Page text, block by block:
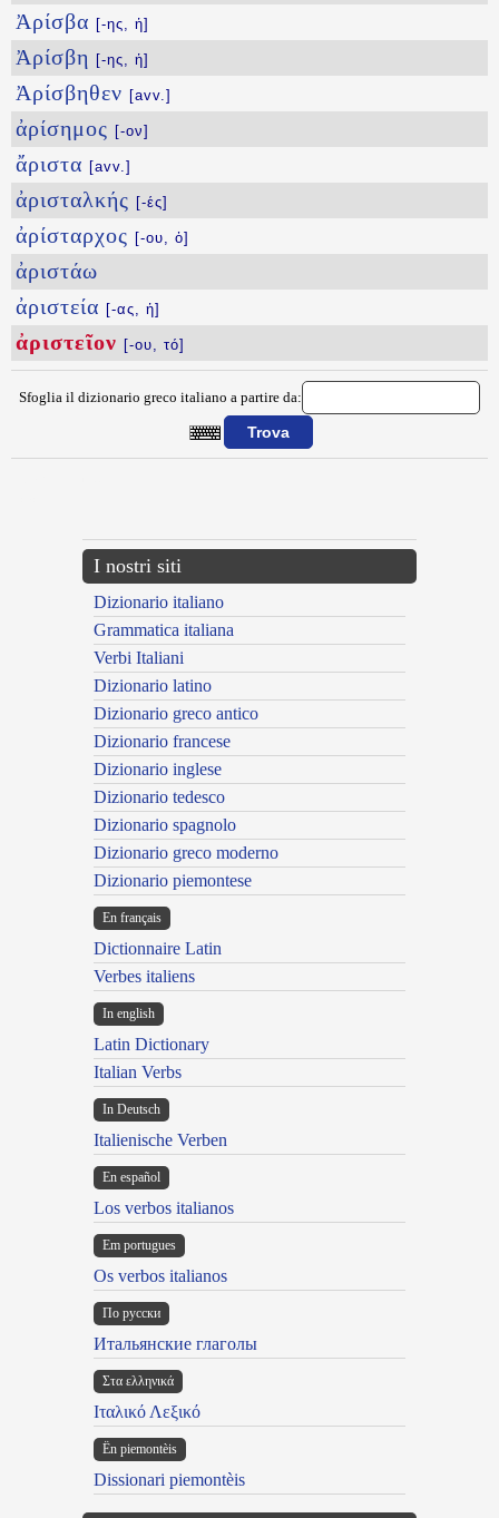
Ἀρίσβα [-ης, ἡ]
Ἀρίσβη [-ης, ἡ]
Ἀρίσβηθεν [avv.]
ἀρίσημος [-ον]
ἄριστα [avv.]
ἀρισταλκής [-ές]
ἀρίσταρχος [-ου, ὁ]
ἀριστάω
ἀριστεία [-ας, ἡ]
ἀριστεῖον [-ου, τό]
Sfoglia il dizionario greco italiano a partire da:
I nostri siti
Dizionario italiano
Grammatica italiana
Verbi Italiani
Dizionario latino
Dizionario greco antico
Dizionario francese
Dizionario inglese
Dizionario tedesco
Dizionario spagnolo
Dizionario greco moderno
Dizionario piemontese
En français
Dictionnaire Latin
Verbes italiens
In english
Latin Dictionary
Italian Verbs
In Deutsch
Italienische Verben
En español
Los verbos italianos
Em portugues
Os verbos italianos
По русски
Итальянские глаголы
Στα ελληνικά
Ιταλικό Λεξικό
Ën piemontèis
Dissionari piemontèis